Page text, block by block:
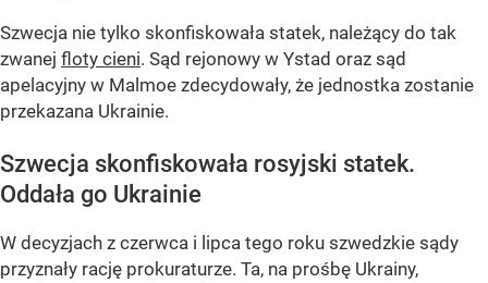
Szwecja nie tylko skonfiskowała statek, należący do tak
zwanej floty cieni. Sąd rejonowy w Ystad oraz sąd
apelacyjny w Malmoe zdecydowały, że jednostka zostanie
przekazana Ukrainie.
Szwecja skonfiskowała rosyjski statek.
Oddała go Ukrainie
W decyzjach z czerwca i lipca tego roku szwedzkie sądy
przyznały rację prokuraturze. Ta, na prośbę Ukrainy,